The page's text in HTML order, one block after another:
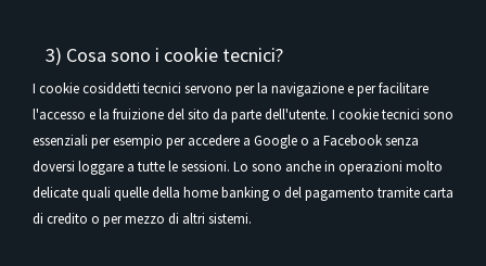
3) Cosa sono i cookie tecnici?
I cookie cosiddetti tecnici servono per la navigazione e per facilitare
l'accesso e la fruizione del sito da parte dell'utente. I cookie tecnici sono
essenziali per esempio per accedere a Google o a Facebook senza
doversi loggare a tutte le sessioni. Lo sono anche in operazioni molto
delicate quali quelle della home banking o del pagamento tramite carta
di credito o per mezzo di altri sistemi.